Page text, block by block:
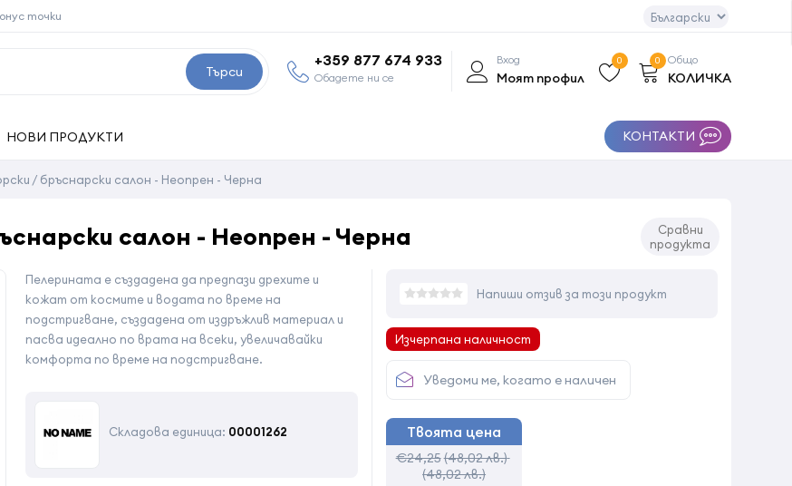
точки
Търси
+359 877 674 933
Обадете ни се
Вход
Моят профил
0 Общо
КОЛИЧКА
0
НОВИ ПРОДУКТИ КОНТАКТИ
/ бръснарски салон - Неопрен - Черна
салон - Неопрен - Черна
Сравни
продукта
Пелерината е създадена да предпази дрехите и
кожат от космите и водата по време на
подстригване, създадена от издръжлив материал и
пасва идеално по врата на всеки, увеличавайки
комфорта по време на подстригване.
Складова единица: 00001262
Напиши отзив за този продукт
Изчерпана наличност
Уведоми ме, когато е наличен
Твоята цена
€24,25(48,02 лв.)
(48,02 лв.)